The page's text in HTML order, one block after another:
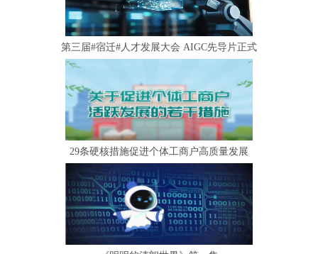
第三届#宿迁#人才发展大会 AIGC先导片正式
29条硬核措施促进个体工商户高质量发展